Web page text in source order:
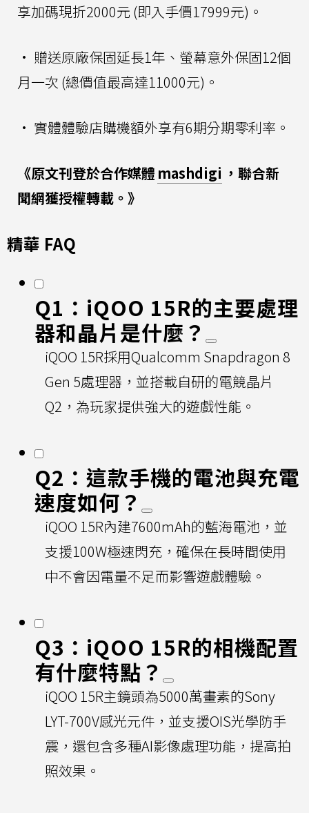
享加碼現折2000元 (即入手價17999元)。
• 贈送原廠保固延長1年、螢幕意外保固12個
月一次 (總價值最高達11000元)。
• 實體體驗店購機額外享有6期分期零利率。
《原文刊登於合作媒體 mashdigi ，聯合新
聞網獲授權轉載。》
精華 FAQ
Q1：iQOO 15R的主要處理
器和晶片是什麼？
iQOO 15R採用Qualcomm Snapdragon 8
Gen 5處理器，並搭載自研的電競晶片
Q2，為玩家提供強大的遊戲性能。
Q2：這款手機的電池與充電
速度如何？
iQOO 15R內建7600mAh的藍海電池，並
支援100W極速閃充，確保在長時間使用
中不會因電量不足而影響遊戲體驗。
Q3：iQOO 15R的相機配置
有什麼特點？
iQOO 15R主鏡頭為5000萬畫素的Sony
LYT-700V感光元件，並支援OIS光學防手
震，還包含多種AI影像處理功能，提高拍
照效果。